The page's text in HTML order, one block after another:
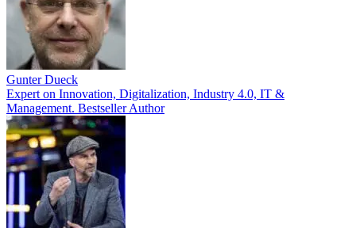
Gunter Dueck
Expert on Innovation, Digitalization, Industry 4.0, IT &
Management. Bestseller Author